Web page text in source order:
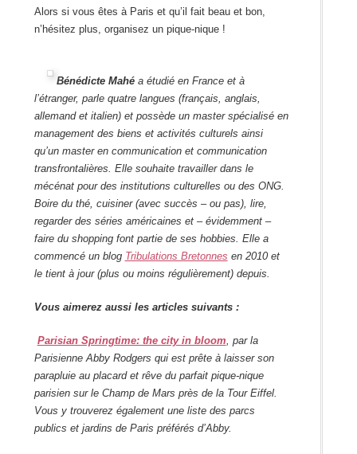
Alors si vous êtes à Paris et qu’il fait beau et bon,
n’hésitez plus, organisez un pique-nique !
Bénédicte Mahéa étudié en France et à
l’étranger, parle quatre langues (français, anglais,
allemand et italien) et possède un master spécialisé en
management des biens et activités culturels ainsi
qu’un master en communication et communication
transfrontalières. Elle souhaite travailler dans le
mécénat pour des institutions culturelles ou des ONG.
Boire du thé, cuisiner (avec succès – ou pas), lire,
regarder des séries américaines et – évidemment –
faire du shopping font partie de ses hobbies. Elle a
commencé un blog Tribulations Bretonnes en 2010 et
le tient à jour (plus ou moins régulièrement) depuis.
Vous aimerez aussi les articles suivants :
Parisian Springtime: the city in bloom , par la
Parisienne Abby Rodgers qui est prête à laisser son
parapluie au placard et rêve du parfait pique-nique
parisien sur le Champ de Mars près de la Tour Eiffel.
Vous y trouverez également une liste des parcs
publics et jardins de Paris préférés d’Abby.